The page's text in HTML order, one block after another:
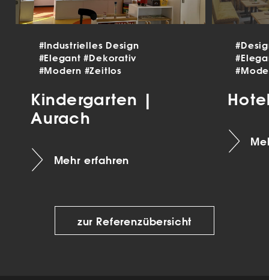
#Industrielles Design
#Elegant#Dekorativ
#Modern #Zeitlos
Kindergarten |
Aurach
Mehr erfahren
zur Referenzübersicht